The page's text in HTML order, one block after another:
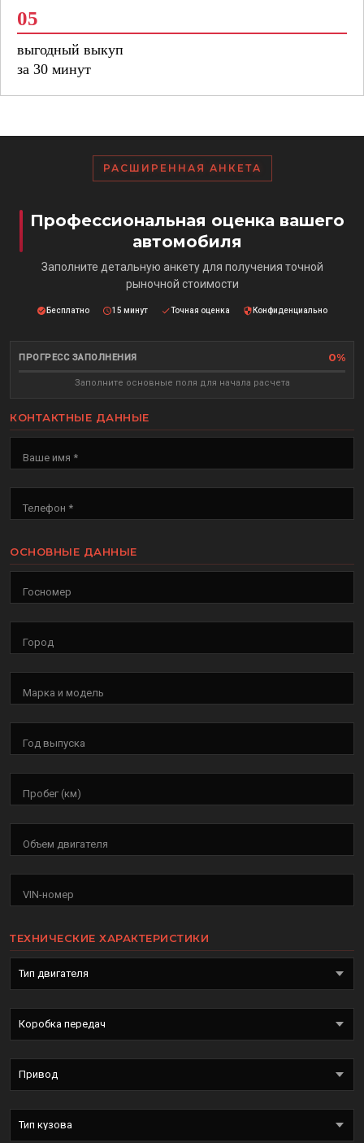
05
выгодный выкуп
за 30 минут
РАСШИРЕННАЯ АНКЕТА
Профессиональная оценка вашего
автомобиля
Заполните детальную анкету для получения точной
рыночной стоимости
Бесплатно 15 минут Точная оценка Конфиденциально
ПРОГРЕСС ЗАПОЛНЕНИЯ 0%
Заполните основные поля для начала расчета
КОНТАКТНЫЕ ДАННЫЕ
Ваше имя *
Телефон *
ОСНОВНЫЕ ДАННЫЕ
Госномер
Город
Марка и модель
Год выпуска
Пробег (км)
Объем двигателя
VIN-номер
ТЕХНИЧЕСКИЕ ХАРАКТЕРИСТИКИ